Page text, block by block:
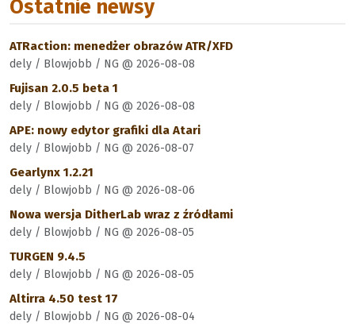
Ostatnie newsy
ATRaction: menedżer obrazów ATR/XFD
dely / Blowjobb / NG @ 2026-08-08
Fujisan 2.0.5 beta 1
dely / Blowjobb / NG @ 2026-08-08
APE: nowy edytor grafiki dla Atari
dely / Blowjobb / NG @ 2026-08-07
Gearlynx 1.2.21
dely / Blowjobb / NG @ 2026-08-06
Nowa wersja DitherLab wraz z źródłami
dely / Blowjobb / NG @ 2026-08-05
TURGEN 9.4.5
dely / Blowjobb / NG @ 2026-08-05
Altirra 4.50 test 17
dely / Blowjobb / NG @ 2026-08-04